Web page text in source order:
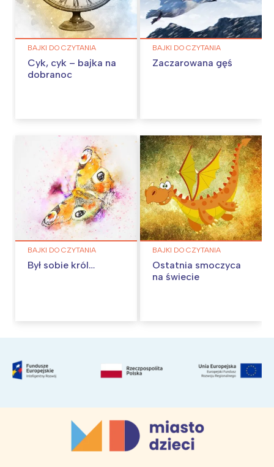
BAJKI DO CZYTANIA
Cyk, cyk – bajka na
dobranoc
BAJKI DO CZYTANIA
Zaczarowana gęś
BAJKI DO CZYTANIA
Był sobie król…
BAJKI DO CZYTANIA
Ostatnia smoczyca
na świecie